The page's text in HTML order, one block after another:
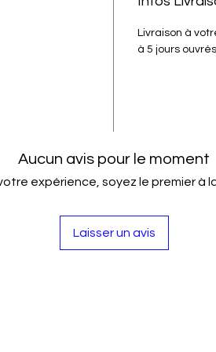
Livraison à
à 5 jours
Aucun avis pour le moment
expérience, soyez le premier à
Laisser un avis